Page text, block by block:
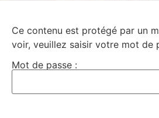
Ce contenu est protégé par un
voir, veuillez saisir votre mot de
Mot de passe :